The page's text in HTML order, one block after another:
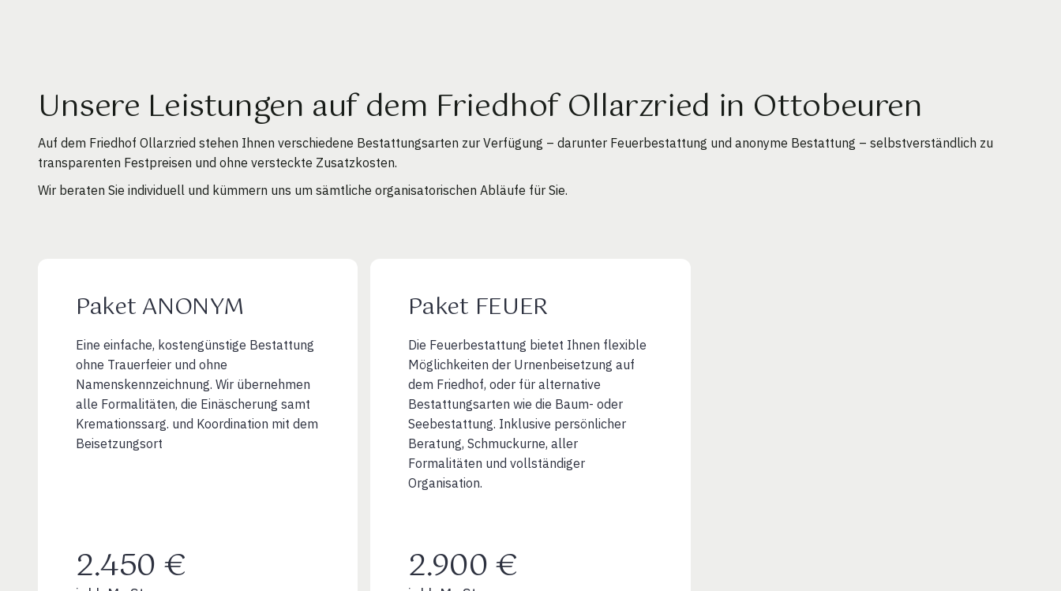
Unsere Leistungen auf dem Friedhof Ollarzried in Ottobeuren
Auf dem Friedhof Ollarzried stehen Ihnen verschiedene Bestattungsarten zur Verfügung – darunter Feuerbestattung und anonyme Bestattung – selbstverständlich zu
transparenten Festpreisen und ohne versteckte Zusatzkosten.
Wir beraten Sie individuell und kümmern uns um sämtliche organisatorischen Abläufe für Sie.
Paket ANONYM
Eine einfache, kostengünstige Bestattung
ohne Trauerfeier und ohne
Namenskennzeichnung. Wir übernehmen
alle Formalitäten, die Einäscherung samt
Kremationssarg. und Koordination mit dem
Beisetzungsort
2.450 €
Paket FEUER
Die Feuerbestattung bietet Ihnen flexible
Möglichkeiten der Urnenbeisetzung auf
dem Friedhof, oder für alternative
Bestattungsarten wie die Baum- oder
Seebestattung. Inklusive persönlicher
Beratung, Schmuckurne, aller
Formalitäten und vollständiger
Organisation.
2.900 €